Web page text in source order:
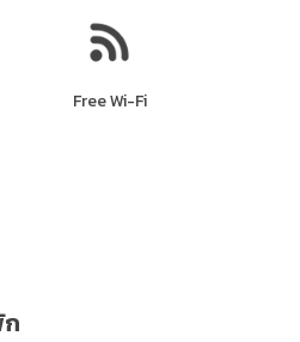
Free Wi-Fi